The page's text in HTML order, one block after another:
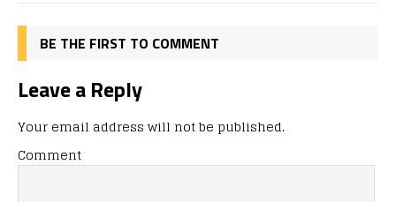
BE THE FIRST TO COMMENT
Leave a Reply
Your email address will not be published.
Comment